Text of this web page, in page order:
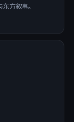
方叙事。